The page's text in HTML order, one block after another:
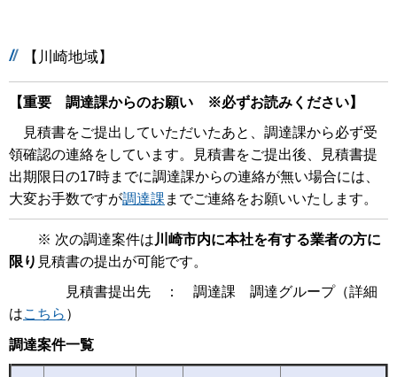
【川崎地域】
【重要 調達課からのお願い ※必ずお読みください】
見積書をご提出していただいたあと、調達課から必ず受
領確認の連絡をしています。見積書をご提出後、見積書提
出期限日の17時までに調達課からの連絡が無い場合には、
大変お手数ですが調達課 までご連絡をお願いいたします。
※ 次の調達案件は 川崎市内に本社を有する業者の方に
限り 見積書の提出が可能です。
見積書提出先 ： 調達課 調達グループ（詳細
はこちら ）
調達案件一覧